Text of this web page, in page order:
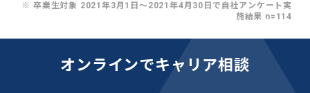
※ 卒業生対象 2021年3月1日〜2021年4月30日で自社アンケート実
施結果 n=114
オンラインでキャリア相談